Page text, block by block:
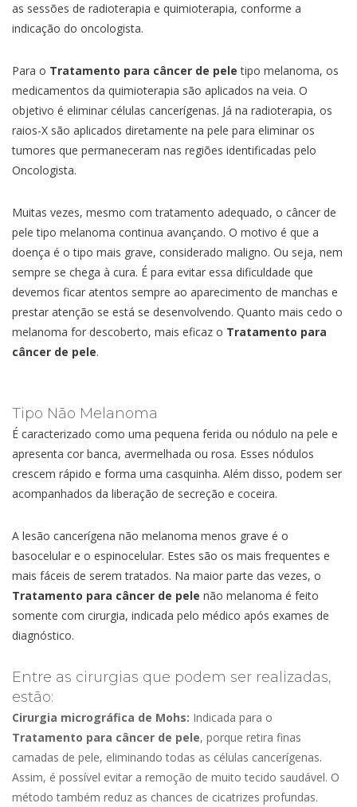
as sessões de radioterapia e quimioterapia, conforme a
indicação do oncologista.
Para o Tratamento para câncer de pele tipo melanoma, os
medicamentos da quimioterapia são aplicados na veia. O
objetivo é eliminar células cancerígenas. Já na radioterapia, os
raios-X são aplicados diretamente na pele para eliminar os
tumores que permaneceram nas regiões identificadas pelo
Oncologista.
Muitas vezes, mesmo com tratamento adequado, o câncer de
pele tipo melanoma continua avançando. O motivo é que a
doença é o tipo mais grave, considerado maligno. Ou seja, nem
sempre se chega à cura. É para evitar essa dificuldade que
devemos ficar atentos sempre ao aparecimento de manchas e
prestar atenção se está se desenvolvendo. Quanto mais cedo o
melanoma for descoberto, mais eficaz o Tratamento para
câncer de pele.
Tipo Não Melanoma
É caracterizado como uma pequena ferida ou nódulo na pele e
apresenta cor banca, avermelhada ou rosa. Esses nódulos
crescem rápido e forma uma casquinha. Além disso, podem ser
acompanhados da liberação de secreção e coceira.
A lesão cancerígena não melanoma menos grave é o
basocelular e o espinocelular. Estes são os mais frequentes e
mais fáceis de serem tratados. Na maior parte das vezes, o
Tratamento para câncer de pele não melanoma é feito
somente com cirurgia, indicada pelo médico após exames de
diagnóstico.
Entre as cirurgias que podem ser realizadas,
estão:
Cirurgia micrográfica de Mohs: Indicada para o
Tratamento para câncer de pele, porque retira finas
camadas de pele, eliminando todas as células cancerígenas.
Assim, é possível evitar a remoção de muito tecido saudável. O
método também reduz as chances de cicatrizes profundas.